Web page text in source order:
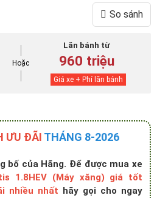
So sánh
Hoặc
Lăn bánh từ
960 triệu
Giá xe + Phí lăn bánh
ƯU ĐÃI THÁNG 8-2026
bố của Hãng. Để được mua xe
1.8HEV (Máy xăng) giá tốt
nhiều nhất hãy gọi cho ngay